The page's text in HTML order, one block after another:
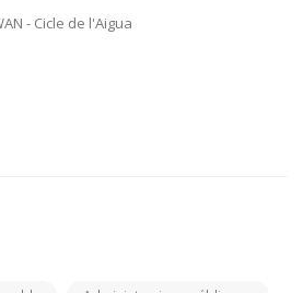
- Cicle de l'Aigua